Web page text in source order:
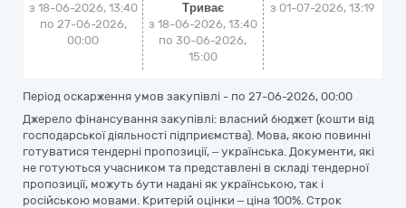
з 18-06-2026, 13:40
по 27-06-2026,
00:00
Триває
з 18-06-2026, 13:40
по 30-06-2026,
15:00
з 01-07-2026, 13:19
Період оскарження умов закупівлі - по 27-06-2026, 00:00
Джерело фінансування закупівлі: власний бюджет (кошти від
господарської діяльності підприємства). Мова, якою повинні
готуватися тендерні пропозиції, – українська. Документи, які
не готуються учасником та представлені в складі тендерної
пропозиції, можуть бути надані як українською, так і
російською мовами. Критерій оцінки – ціна 100%. Строк